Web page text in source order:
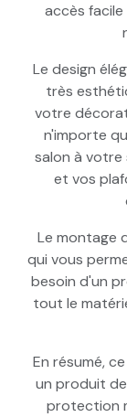
accès
Le design
très
votre
n'importe
salon à votre
et vos
Le montage
qui vous
besoin d'un
tout le
En résumé,
un produit
protection